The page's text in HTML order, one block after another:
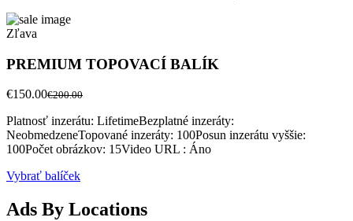
Zľava
PREMIUM TOPOVACÍ BALÍK
€150.00€200.00
Platnosť inzerátu: LifetimeBezplatné inzeráty:
NeobmedzeneTopované inzeráty: 100Posun inzerátu vyššie:
100Počet obrázkov: 15Video URL : Áno
Vybrať balíček
Ads By Locations